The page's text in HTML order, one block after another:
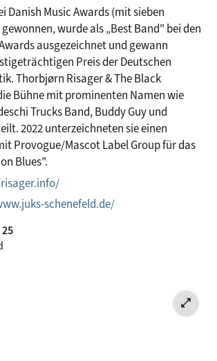
open_in_full
Danish Music Awards (mit sieben
wurde als „Best Band" bei den
ausgezeichnet und gewann
Preis der Deutschen
Thorbjørn Risager & The Black
Bühne mit prominenten Namen wie
Trucks Band, Buddy Guy und
2022 unterzeichneten sie einen
Provogue/Mascot Label Group für das
Blues".
schenefeld.de/